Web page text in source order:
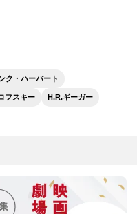
ク・ハーバート
フスキー H.R.ギーガー